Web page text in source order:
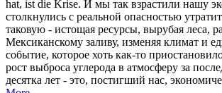
hat, ist die Krise. И мы так взрастили нашу
столкнулись с реальной опасностью
таковую - истощая ресурсы, вырубая леса,
Мексиканскому заливу, изменяя климат и
событие, которое хоть как-то
рост выброса углерода в атмосферу за
десятка лет - это, постигший нас,